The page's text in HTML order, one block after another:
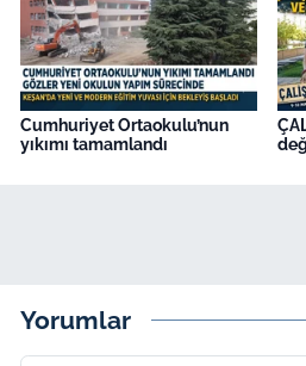
Cumhuriyet Ortaokulu’nun
yıkımı tamamlandı
Yorumlar